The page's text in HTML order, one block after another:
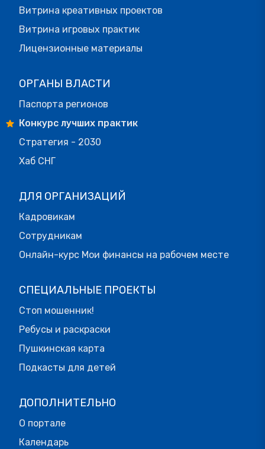
Витрина креативных проектов
Витрина игровых практик
Лицензионные материалы
ОРГАНЫ ВЛАСТИ
Паспорта регионов
Конкурс лучших практик
Стратегия - 2030
Хаб СНГ
ДЛЯ ОРГАНИЗАЦИЙ
Кадровикам
Сотрудникам
Онлайн-курс Мои финансы на рабочем месте
СПЕЦИАЛЬНЫЕ ПРОЕКТЫ
Стоп мошенник!
Ребусы и раскраски
Пушкинская карта
Подкасты для детей
ДОПОЛНИТЕЛЬНО
О портале
Календарь